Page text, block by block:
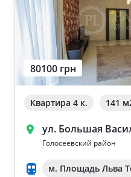
80100 грн
Квартира 4 к. 141 м
ул. Большая
Голосеевский район
м. Площадь Льва